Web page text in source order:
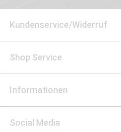
Kundenservice/Widerruf
Shop Service
Informationen
Social Media